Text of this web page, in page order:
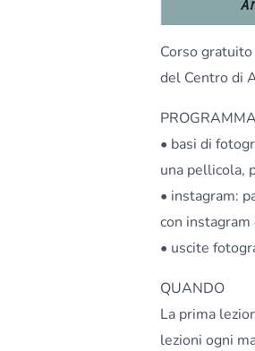
Corso
del Centro di
PROGRAMMA
• basi di
una pellicola,
• instagram:
con
• uscite
QUANDO
La prima
lezioni ogni